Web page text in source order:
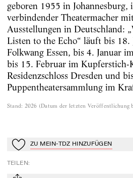
geboren 1955 in Johannesburg,
verbindender Theatermacher
Ausstellungen in Deutschland:
Listen to the Echo“ läuft bis 18.
Folkwang Essen, bis 4. Januar
bis 15. Februar im Kupferstich-
Residenzschloss Dresden und
Puppentheatersammlung im
Stand: 2026 (Datum der letzten Veröffentlichung
Zu Mein-TdZ hinzufügen
ZU MEIN-TDZ HINZUFÜGEN
TEILEN: